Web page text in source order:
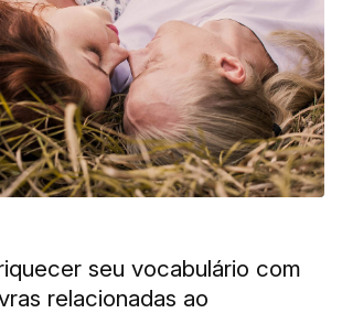
seu vocabulário com
relacionadas ao